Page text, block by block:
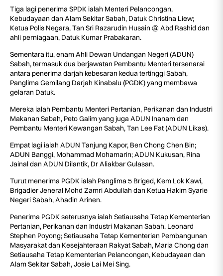
Tiga lagi penerima SPDK ialah Menteri Pelancongan,
Kebudayaan dan Alam Sekitar Sabah, Datuk Christina Liew;
Ketua Polis Negara, Tan Sri Razarudin Husain @ Abd Rashid dan
ahli perniagaan, Datuk Kumar Prabakaran.
Sementara itu, enam Ahli Dewan Undangan Negeri (ADUN)
Sabah, termasuk dua berjawatan Pembantu Menteri tersenarai
antara penerima darjah kebesaran kedua tertinggi Sabah,
Panglima Gemilang Darjah Kinabalu (PGDK) yang membawa
gelaran Datuk.
Mereka ialah Pembantu Menteri Pertanian, Perikanan dan Industri
Makanan Sabah, Peto Galim yang juga ADUN Inanam dan
Pembantu Menteri Kewangan Sabah, Tan Lee Fat (ADUN Likas).
Empat lagi ialah ADUN Tanjung Kapor, Ben Chong Chen Bin;
ADUN Banggi, Mohammad Mohamarin; ADUN Kukusan, Rina
Jainal dan ADUN Dilantik, Dr Aliakbar Gulasan.
Turut menerima PGDK ialah Panglima 5 Briged, Kem Lok Kawi,
Brigadier Jeneral Mohd Zamri Abdullah dan Ketua Hakim Syarie
Negeri Sabah, Ahadin Arinen.
Penerima PGDK seterusnya ialah Setiausaha Tetap Kementerian
Pertanian, Perikanan dan Industri Makanan Sabah, Leonard
Stephen Poyong; Setiausaha Tetap Kementerian Pembangunan
Masyarakat dan Kesejahteraan Rakyat Sabah, Maria Chong dan
Setiausaha Tetap Kementerian Pelancongan, Kebudayaan dan
Alam Sekitar Sabah, Josie Lai Mei Sing.